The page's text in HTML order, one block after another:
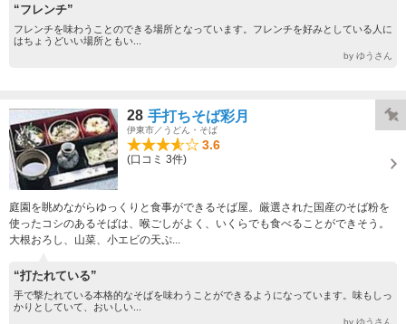
“フレンチ”
フレンチを味わうことのできる場所となっています。フレンチを好みとしている人に
はちょうどいい場所ともい...
by ゆうさん
28 手打ちそば彩月
伊東市／うどん・そば
3.6
(口コミ 3件)
庭園を眺めながらゆっくりと食事ができるそば屋。厳選された国産のそば粉を
使ったコシのあるそばは、喉ごしがよく、いくらでも食べることができそう。
大根おろし、山菜、小エビの天ぷ...
“打たれている”
手で撃たれている本格的なそばを味わうことができるようになっています。味もしっ
かりとしていて、おいしい...
by ゆうさん